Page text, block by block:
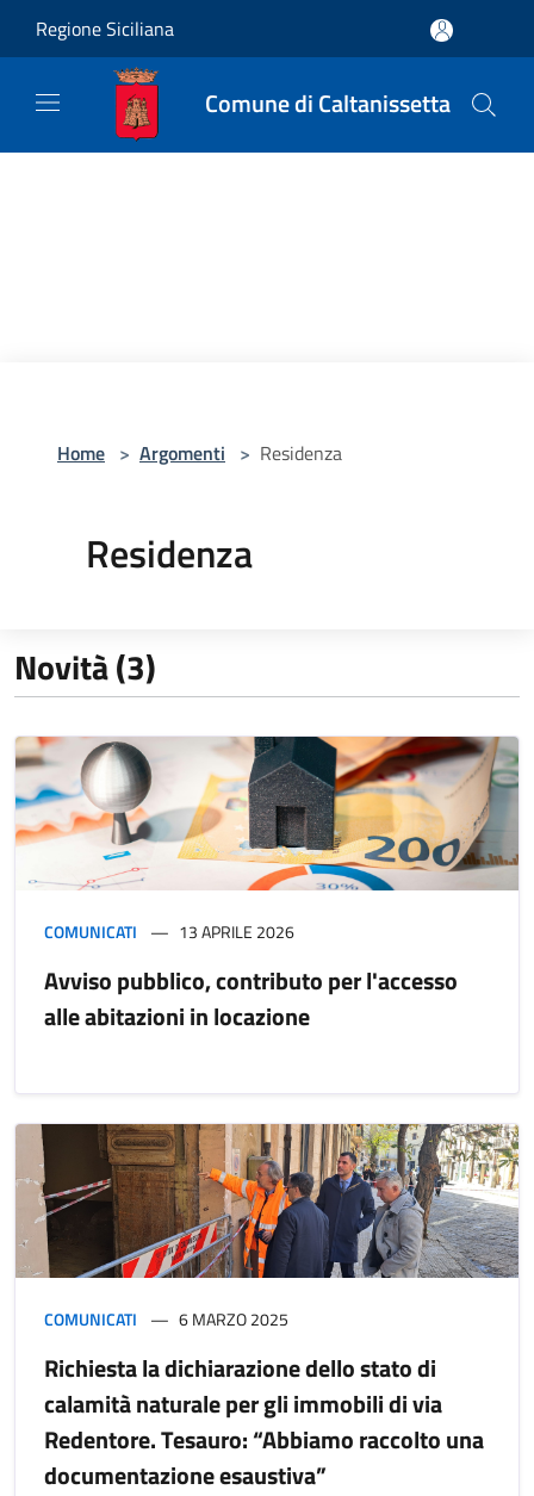
Regione Siciliana
Comune di Caltanissetta
Home > Argomenti > Residenza
Residenza
Novità (3)
COMUNICATI 13 APRILE 2026
Avviso pubblico, contributo per l'accesso
alle abitazioni in locazione
COMUNICATI 6 MARZO 2025
Richiesta la dichiarazione dello stato di
calamità naturale per gli immobili di via
Redentore. Tesauro: “Abbiamo raccolto una
documentazione esaustiva”